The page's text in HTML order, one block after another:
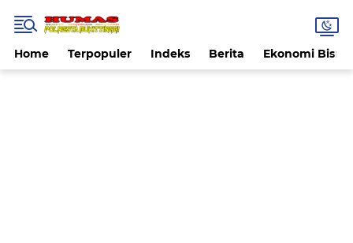
Home Terpopuler Indeks Berita Ekonomi Bisnis